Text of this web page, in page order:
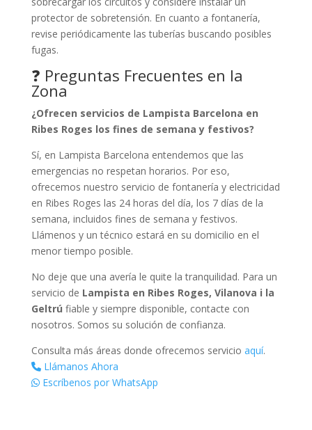
protector de sobretensión. En cuanto a fontanería,
revise periódicamente las tuberías buscando posibles
fugas.
❓ Preguntas Frecuentes en la
Zona
¿Ofrecen servicios de Lampista Barcelona en
Ribes Roges los fines de semana y festivos?
Sí, en Lampista Barcelona entendemos que las
emergencias no respetan horarios. Por eso,
ofrecemos nuestro servicio de fontanería y electricidad
en Ribes Roges las 24 horas del día, los 7 días de la
semana, incluidos fines de semana y festivos.
Llámenos y un técnico estará en su domicilio en el
menor tiempo posible.
No deje que una avería le quite la tranquilidad. Para un
servicio de Lampista en Ribes Roges, Vilanova i la
Geltrú fiable y siempre disponible, contacte con
nosotros. Somos su solución de confianza.
Consulta más áreas donde ofrecemos servicio aquí.
Llámanos Ahora
Escríbenos por WhatsApp